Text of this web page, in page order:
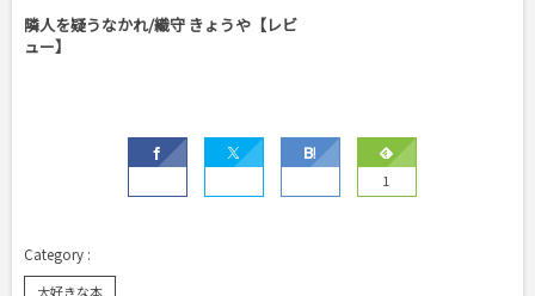
隣人を疑うなかれ/織守 きょうや【レビ
ュー】
1
大好きな本